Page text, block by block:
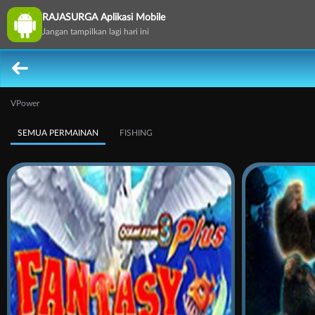
RAJASURGA Aplikasi Mobile
Jangan tampilkan lagi hari ini
VPower
SEMUA PERMAINAN FISHING